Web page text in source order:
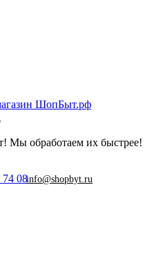
Мы обработаем их быстрее!
74 08info@shopbyt.ru